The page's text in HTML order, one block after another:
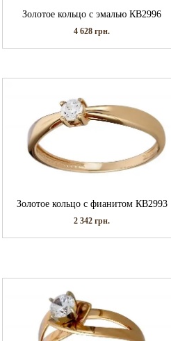
Золотое кольцо с эмалью КВ2996
4 628грн.
Золотое кольцо с фианитом КВ2993
2 342грн.